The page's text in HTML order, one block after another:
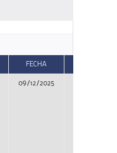
FECHA
09/12/2025